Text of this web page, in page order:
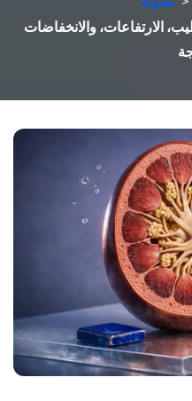
الارتفاعات، والانخفاضات